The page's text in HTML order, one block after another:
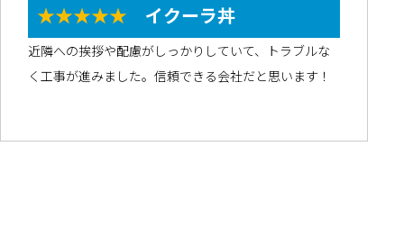
★★★★★ イクーラ丼
近隣への挨拶や配慮がしっかりしていて、トラブルな
く工事が進みました。信頼できる会社だと思います！